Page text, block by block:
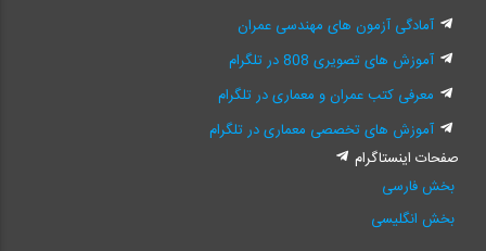
آمادگی آزمون های مهندسی عمران
آموزش های تصویری 808 در تلگرام
معرفی کتب عمران و معماری در تلگرام
آموزش های تخصصی معماری در تلگرام
صفحات اینستاگرام
بخش فارسی
بخش انگلیسی